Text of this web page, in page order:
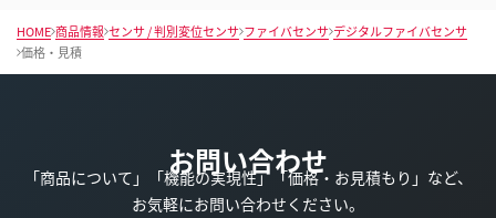
HOME 商品情報 センサ / 判別変位センサ ファイバセンサ デジタルファイバセンサ
価格・見積
お問い合わせ
「商品について」「機能の実現性」「価格・お見積もり」など、
お気軽にお問い合わせください。